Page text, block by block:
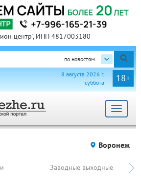
центр", ИНН 4817003180
по новостям
18+
8 августа 2026 г.
суббота
Toggle
Воронеж
Заводные выходные